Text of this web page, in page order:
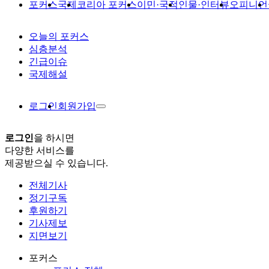
포커스국제 코리아 포커스이민·국적인물·인터뷰오피니언
오늘의 포커스
심층분석
긴급이슈
국제해설
로그인회원가입
로그인을 하시면
다양한 서비스를
제공받으실 수 있습니다.
전체기사
정기구독
후원하기
기사제보
지면보기
포커스